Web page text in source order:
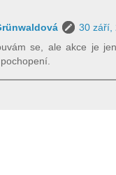
30 září,
se, ale akce je